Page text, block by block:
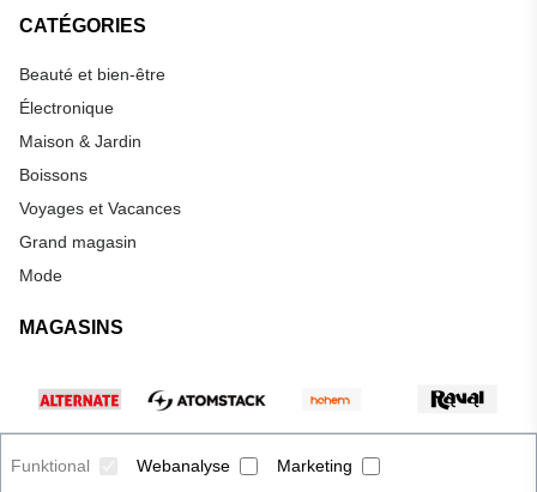
Funktional Webanalyse Marketing
CATÉGORIES
Beauté et bien-être
Électronique
Maison & Jardin
Boissons
Voyages et Vacances
Grand magasin
Mode
MAGASINS